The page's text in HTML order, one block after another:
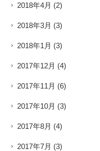
2018年4月 (2)
2018年3月 (3)
2018年1月 (3)
2017年12月 (4)
2017年11月 (6)
2017年10月 (3)
2017年8月 (4)
2017年7月 (3)